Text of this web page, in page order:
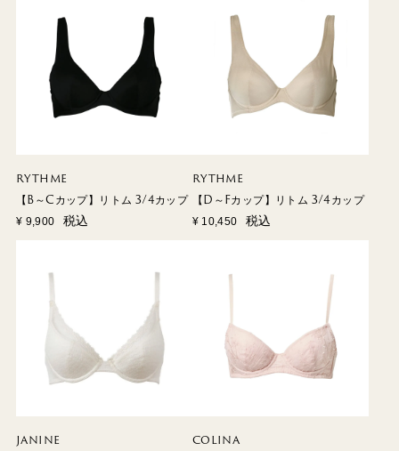
RYTHME
【B～Cカップ】リトム 3/4カップ
¥ 9,900 税込
RYTHME
【D～Fカップ】リトム 3/4カップ
¥ 10,450 税込
JANINE COLINA